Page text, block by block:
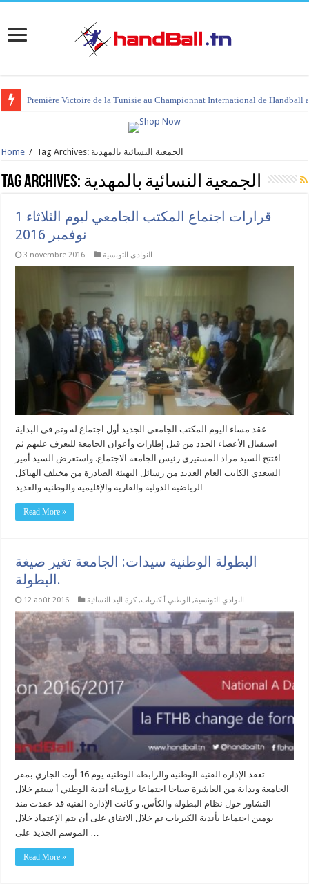
tournoi international Hammamet 2023 : programme et liste des joueurs
Home / Tag Archives: الجمعية النسائية بالمهدية
Tag Archives: الجمعية النسائية بالمهدية
قرارات اجتماع المكتب الجامعي ليوم الثلاثاء 1
نوفمبر 2016
3 novembre 2016 النوادي التونسية
عقد مساء اليوم المكتب الجامعي الجديد أول اجتماع له وتم في البداية
استقبال الأعضاء الجدد من قبل إطارات وأعوان الجامعة للتعرف عليهم ثم
افتتح السيد مراد المستيري رئيس الجامعة الاجتماع. واستعرض السيد أمير
السعدي الكاتب العام العديد من رسائل التهنئة الصادرة من مختلف الهياكل
Read More »
البطولة الوطنية سيدات: الجامعة تغير صيغة
البطولة.
12 août 2016 النوادي التونسية, الوطني أ كبريات, كرة اليد النسائية
تعقد الإدارة الفنية الوطنية والرابطة الوطنية يوم 16 أوت الجاري بمقر
الجامعة وبداية من العاشرة صباحا اجتماعا برؤساء أندية الوطني أ سيتم خلال
التشاور حول نظام البطولة والكأس. و كانت الإدارة الفنية قد عقدت منذ
يومين اجتماعا بأندية الكبريات تم خلال الاتفاق على أن يتم الإعتماد خلال
Read More »